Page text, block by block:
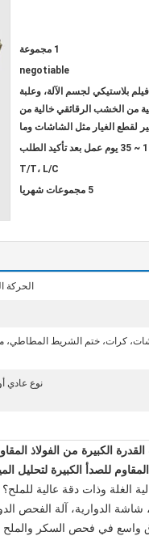
1 مجموعة
negotiable
فيلم بلاستيكي لجسم الآلة، وعلبة
من الخشب الرقائقي خالية من
لقطع الغيار مثل الشاشات وما
تأكيد الطلب
T/T، L/C
5 مجموعات شهريا
الحركة
كرات، ختم الشريط المطاطي،
نوع عادي
الكبيرة من الفولاذ
للصدأ الكبيرة لتحليل
الغلة وذات دقة عالية
الدوارية، آلة الفحص
في فحص السكر والملح